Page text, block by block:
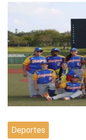
Deportes